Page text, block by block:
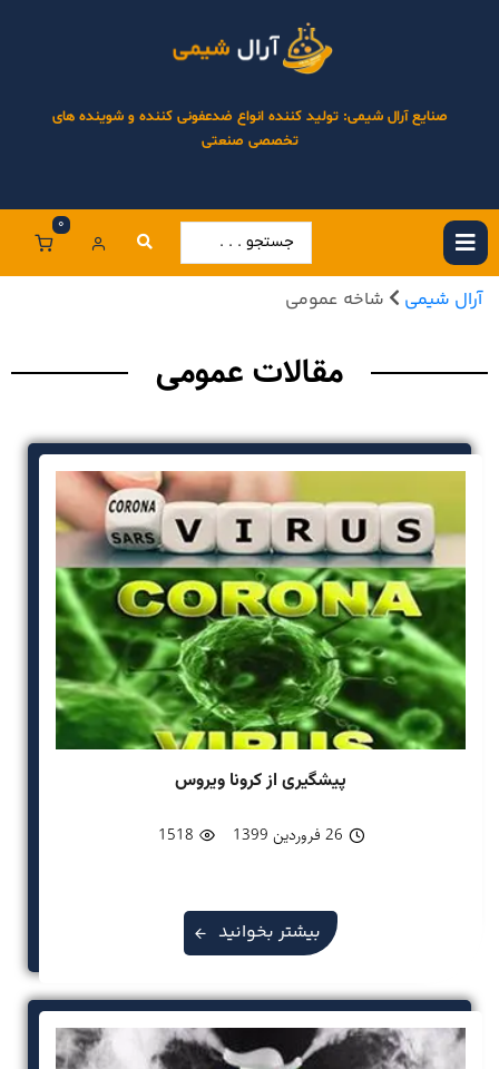
صنایع آرال شیمی: تولید کننده انواع ضدعفونی کننده و شوینده های
تخصصی صنعتی
0
آرال شیمی شاخه عمومی
مقالات عمومی
پیشگیری از کرونا ویروس
26 فروردین 1399 1518
بیشتر بخوانید